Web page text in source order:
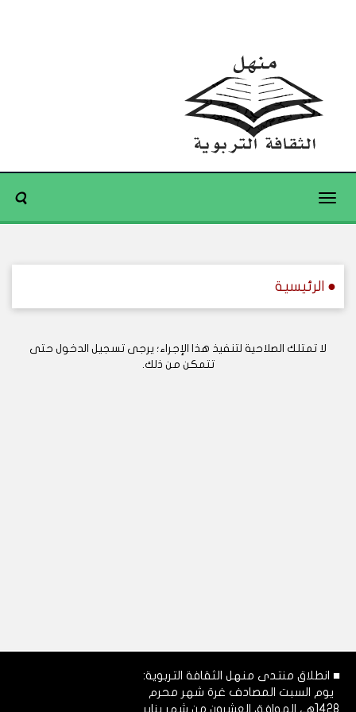
Toggle
● الرئيسية
لا تمتلك الصلاحية لتنفيذ هذا الإجراء؛ يرجى تسجيل الدخول حتى
تتمكن من ذلك.
■ انطلاق منتدى منهل الثقافة التربوية:
يوم السبت المصادف غرة شهر محرم
1428هـ، الموافق العشرون من شهر يناير